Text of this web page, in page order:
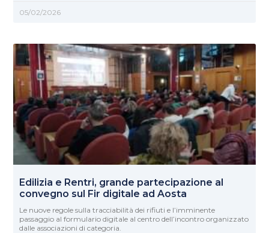
05/02/2026
Edilizia e Rentri, grande partecipazione al
convegno sul Fir digitale ad Aosta
Le nuove regole sulla tracciabilità dei rifiuti e l’imminente
passaggio al formulario digitale al centro dell’incontro organizzato
dalle associazioni di categoria.